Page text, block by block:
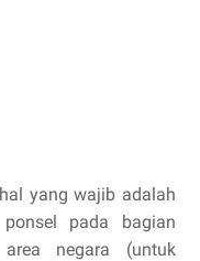
yang wajib adalah
pada bagian
negara (untuk